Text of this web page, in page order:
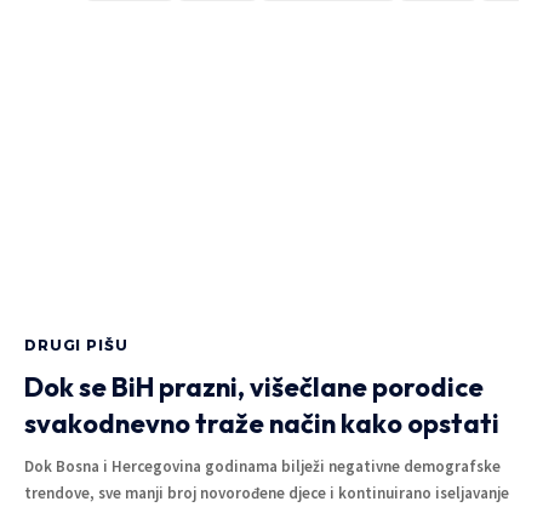
DRUGI PIŠU
Dok se BiH prazni, višečlane porodice
svakodnevno traže način kako opstati
Dok Bosna i Hercegovina godinama bilježi negativne demografske
trendove, sve manji broj novorođene djece i kontinuirano iseljavanje